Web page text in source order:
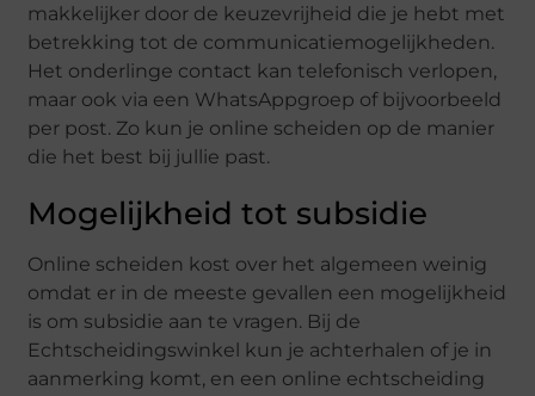
makkelijker door de keuzevrijheid die je hebt met
betrekking tot de communicatiemogelijkheden.
Het onderlinge contact kan telefonisch verlopen,
maar ook via een WhatsAppgroep of bijvoorbeeld
per post. Zo kun je online scheiden op de manier
die het best bij jullie past.
Mogelijkheid tot subsidie
Online scheiden kost over het algemeen weinig
omdat er in de meeste gevallen een mogelijkheid
is om subsidie aan te vragen. Bij de
Echtscheidingswinkel kun je achterhalen of je in
aanmerking komt, en een online echtscheiding